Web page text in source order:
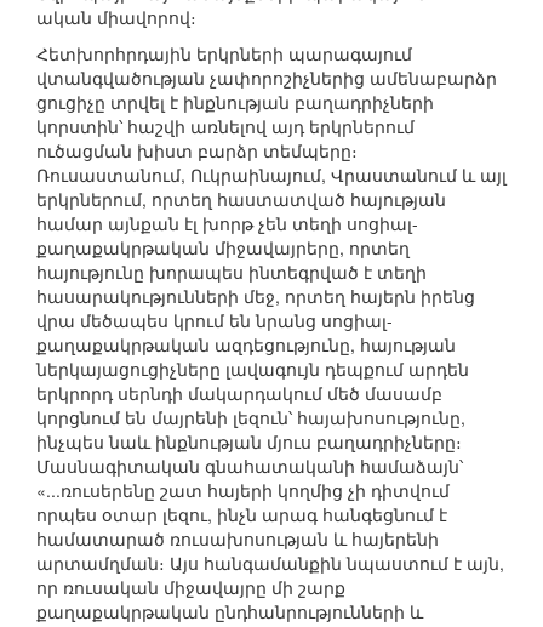
ական միավորով։
Հետխորհրդային երկրների պարագայում
վտանգվածության չափորոշիչներից ամենաբարձր
ցուցիչը տրվել է ինքնության բաղադրիչների
կորստին՝ հաշվի առնելով այդ երկրներում
ուծացման խիստ բարձր տեմպերը։
Ռուսաստանում, Ուկրաինայում, Վրաստանում և այլ
երկրներում, որտեղ հաստատված հայության
համար այնքան էլ խորթ չեն տեղի սոցիալ-
քաղաքակրթական միջավայրերը, որտեղ
հայությունը խորապես ինտեգրված է տեղի
հասարակությունների մեջ, որտեղ հայերն իրենց
վրա մեծապես կրում են նրանց սոցիալ-
քաղաքակրթական ազդեցությունը, հայության
ներկայացուցիչները լավագույն դեպքում արդեն
երկրորդ սերնդի մակարդակում մեծ մասամբ
կորցնում են մայրենի լեզուն՝ հայախոսությունը,
ինչպես նաև ինքնության մյուս բաղադրիչները։
Մասնագիտական գնահատականի համաձայն՝
«...ռուսերենը շատ հայերի կողմից չի դիտվում
որպես օտար լեզու, ինչն արագ հանգեցնում է
համատարած ռուսախոսության և հայերենի
արտամղման։ Այս հանգամանքին նպաստում է այն,
որ ռուսական միջավայրը մի շարք
քաղաքակրթական ընդհանրությունների և